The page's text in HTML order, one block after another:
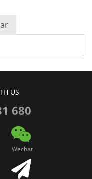
US
680
Wechat